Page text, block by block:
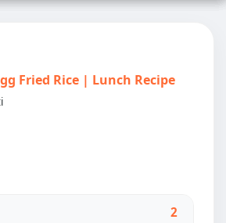
Fried Rice | Lunch Recipe
2